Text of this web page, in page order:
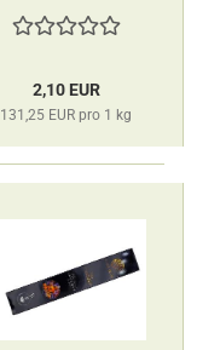
2,10 EUR
131,25 EUR pro 1 kg